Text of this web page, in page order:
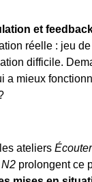
et
réelle : jeu
difficile.
a mieux
ateliers
prolongent ce